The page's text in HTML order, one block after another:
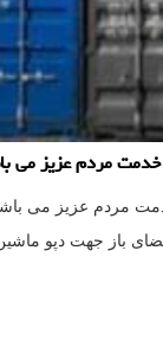
باز جهت دپو